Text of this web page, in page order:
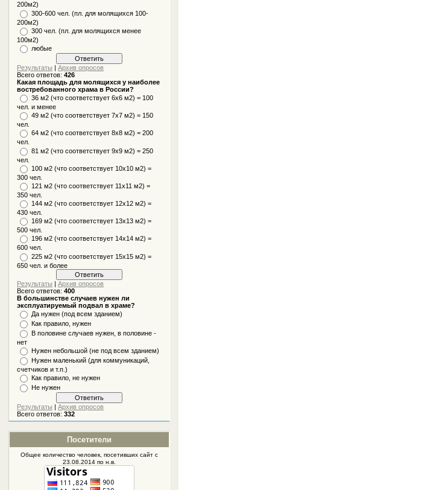
200м2)
300-600 чел. (пл. для молящихся 100-
200м2)
300 чел. (пл. для молящихся менее
100м2)
любые
Результаты |Архив опросов
Всего ответов:426
Какая площадь для молящихся у наиболее
востребованного храма в России?
36 м2 (что соответствует 6x6 м2) = 100
чел. и менее
49 м2 (что соответствует 7x7 м2) = 150
чел.
64 м2 (что соответствует 8x8 м2) = 200
чел.
81 м2 (что соответствует 9х9 м2) = 250
чел.
100 м2 (что соответствует 10x10 м2) =
300 чел.
121 м2 (что соответствует 11х11 м2) =
350 чел.
144 м2 (что соответствует 12х12 м2) =
430 чел.
169 м2 (что соответствует 13х13 м2) =
500 чел.
196 м2 (что соответствует 14х14 м2) =
600 чел.
225 м2 (что соответствует 15х15 м2) =
650 чел. и более
Результаты |Архив опросов
Всего ответов:400
В большинстве случаев нужен ли
эксплуатируемый подвал в храме?
Да нужен (под всем зданием)
Как правило, нужен
В половине случаев нужен, в половине -
нет
Нужен небольшой (не под всем зданием)
Нужен маленький (для коммуникаций,
счетчиков и т.п.)
Как правило, не нужен
Не нужен
Результаты |Архив опросов
Всего ответов:332
Посетители
Общее количество человек, посетивших сайт с
23.08.2014 по н.в.